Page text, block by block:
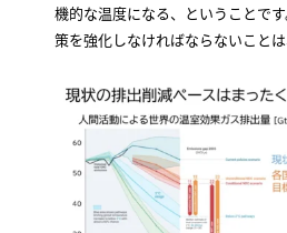
機的な温度になる、ということで
策を強化しなければならないこと